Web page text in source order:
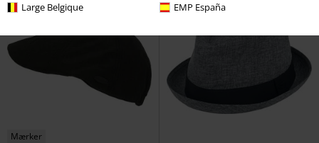
Large Belgique EMP España
Mærker